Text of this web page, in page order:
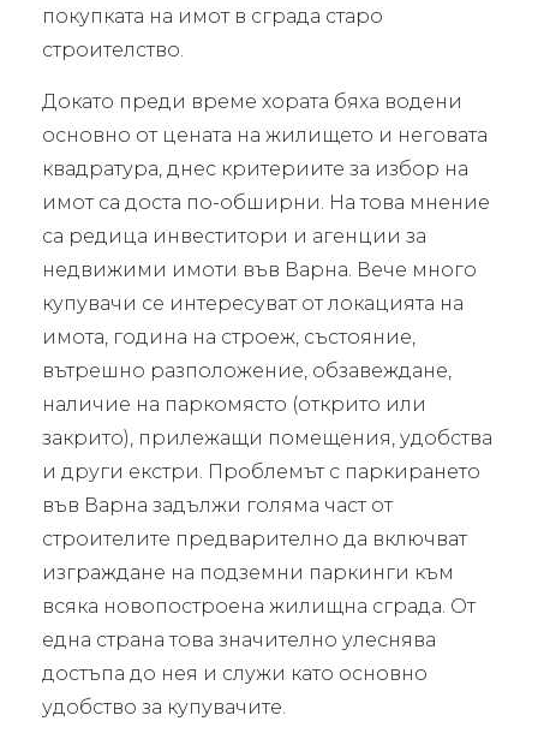
покупката на имот в сграда старо
строителство.
Докато преди време хората бяха водени
основно от цената на жилището и неговата
квадратура, днес критериите за избор на
имот са доста по-обширни. На това мнение
са редица инвеститори и агенции за
недвижими имоти във Варна. Вече много
купувачи се интересуват от локацията на
имота, година на строеж, състояние,
вътрешно разположение, обзавеждане,
наличие на паркомясто (открито или
закрито), прилежащи помещения, удобства
и други екстри. Проблемът с паркирането
във Варна задължи голяма част от
строителите предварително да включват
изграждане на подземни паркинги към
всяка новопостроена жилищна сграда. От
една страна това значително улеснява
достъпа до нея и служи като основно
удобство за купувачите.